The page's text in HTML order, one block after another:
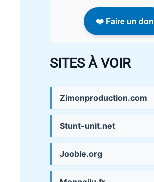
❤️ Faire un don
SITES À VOIR
Zimonproduction.com
Stunt-unit.net
Jooble.org